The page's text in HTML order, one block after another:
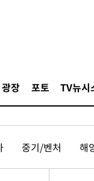
광장 포토 TV뉴시
중기/벤처 해